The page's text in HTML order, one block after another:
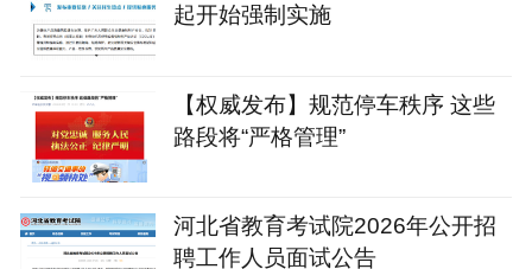
起开始强制实施
【权威发布】规范停车秩序 这些
路段将“严格管理”
河北省教育考试院2026年公开招
聘工作人员面试公告